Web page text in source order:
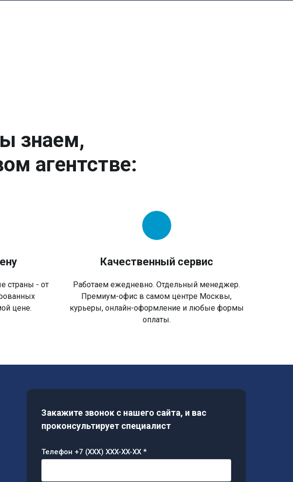
знаем,
агентстве:
страны - от
цене.
Качественный сервис
Работаем ежедневно. Отдельный менеджер.
Премиум-офис в самом центре Москвы,
курьеры, онлайн-оформление и любые формы
оплаты.
Закажите звонок с нашего сайта, и вас
проконсультирует специалист
Телефон +7 (XXX) XXX-XX-XX *